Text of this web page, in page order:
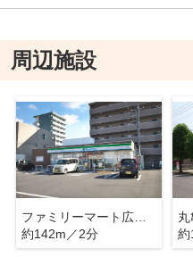
周辺施設
ファミリーマート広古新開店
約142m／2分
約